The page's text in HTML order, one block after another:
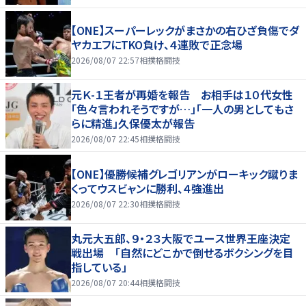
【ONE】スーパーレックがまさかの右ひざ負傷でダ
ヤカエフにTKO負け、４連敗で正念場
2026/08/07 22:57相撲格闘技
元Ｋ-１王者が再婚を報告 お相手は１０代女性
「色々言われそうですが…」「一人の男としてもさ
らに精進」久保優太が報告
2026/08/07 22:45相撲格闘技
【ONE】優勝候補グレゴリアンがローキック蹴りま
くってウスビャンに勝利、４強進出
2026/08/07 22:30相撲格闘技
丸元大五郎、９・２３大阪でユース世界王座決定
戦出場 「自然にどこかで倒せるボクシングを目
指している」
2026/08/07 20:44相撲格闘技